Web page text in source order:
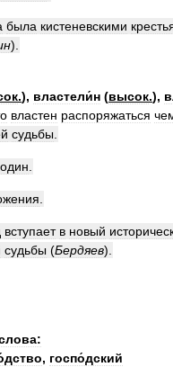
была кистеневскими
)
.), властели́н (высок.),
властен распоряжаться
судьбы
вступает в новый
судьбы (Бердяев)
, госпо́дский